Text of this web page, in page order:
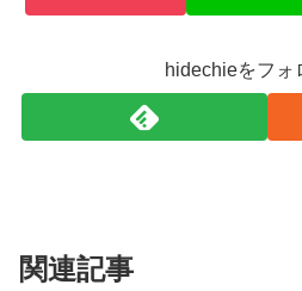
hidechieをフォ
関連記事